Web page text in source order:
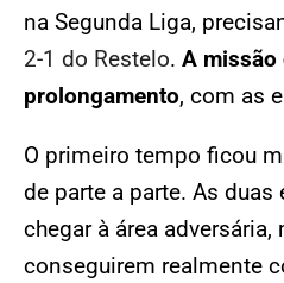
na Segunda Liga,
2-1 do Restelo. A missão
prolongamento, com as
O primeiro tempo ficou
de parte a parte. As duas
chegar à área adversária,
conseguirem realmente